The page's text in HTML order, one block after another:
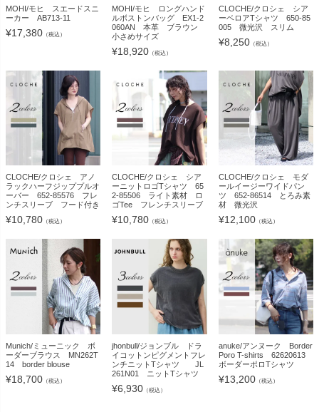
MOHI/モヒ スエードスニ
ーカー AB713-11
¥17,380 （税込）
MOHI/モヒ ロングハンド
ルボストンバッグ EX1-2
060AN 本革 ブラウン
小さめサイズ
¥18,920 （税込）
CLOCHE/クロシェ シア
ーベロアTシャツ 650-85
005 微光沢 スリム
¥8,250（税込）
CLOCHE/クロシェ アノ
ラックハーフジッププルオ
ーバー 652-85576 フレ
ンチスリーブ フード付き
¥10,780 （税込）
CLOCHE/クロシェ シア
ーニットロゴTシャツ 65
2-85506 ライト素材 ロ
ゴTee フレンチスリーブ
¥10,780 （税込）
CLOCHE/クロシェ モダ
ールイージーワイドパン
ツ 652-86514 とろみ素
材 微光沢
¥12,100（税込）
Munich/ミューニック ボ
ーダーブラウス MN262T
14 border blouse
¥18,700 （税込）
jhonbull/ジョンブル ドラ
イコットンピグメントフレ
ンチニットTシャツ JL
261N01 ニットTシャツ
¥6,930 （税込）
anuke/アンヌーク Border
Poro T-shirts 62620613
ボーダーポロTシャツ
¥13,200（税込）